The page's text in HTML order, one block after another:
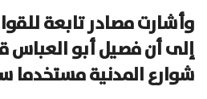
وأشارت مصادر تابعة
إلى أن فصيل أبو
شوارع المدنية مستخدما